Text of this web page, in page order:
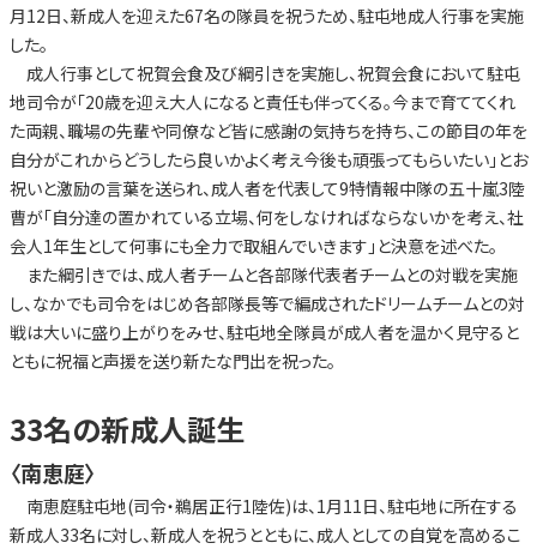
月12日、新成人を迎えた67名の隊員を祝うため、駐屯地成人行事を実施
した。
成人行事として祝賀会食及び綱引きを実施し、祝賀会食において駐屯
地司令が「20歳を迎え大人になると責任も伴ってくる。今まで育ててくれ
た両親、職場の先輩や同僚など皆に感謝の気持ちを持ち、この節目の年を
自分がこれからどうしたら良いかよく考え今後も頑張ってもらいたい」とお
祝いと激励の言葉を送られ、成人者を代表して9特情報中隊の五十嵐3陸
曹が「自分達の置かれている立場、何をしなければならないかを考え、社
会人1年生として何事にも全力で取組んでいきます」と決意を述べた。
また綱引きでは、成人者チームと各部隊代表者チームとの対戦を実施
し、なかでも司令をはじめ各部隊長等で編成されたドリームチームとの対
戦は大いに盛り上がりをみせ、駐屯地全隊員が成人者を温かく見守ると
ともに祝福と声援を送り新たな門出を祝った。
33名の新成人誕生
〈南恵庭〉
南恵庭駐屯地(司令・鵜居正行1陸佐)は、1月11日、駐屯地に所在する
新成人33名に対し、新成人を祝うとともに、成人としての自覚を高めるこ